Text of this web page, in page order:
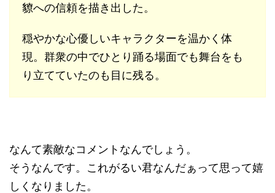
䝤への信頼を描き出した。
穏やかな心優しいキャラクターを温かく体
現。群衆の中でひとり踊る場面でも舞台をも
り立てていたのも目に残る。
なんて素敵なコメントなんでしょう。
そうなんです。これがるい君なんだぁって思って嬉
しくなりました。